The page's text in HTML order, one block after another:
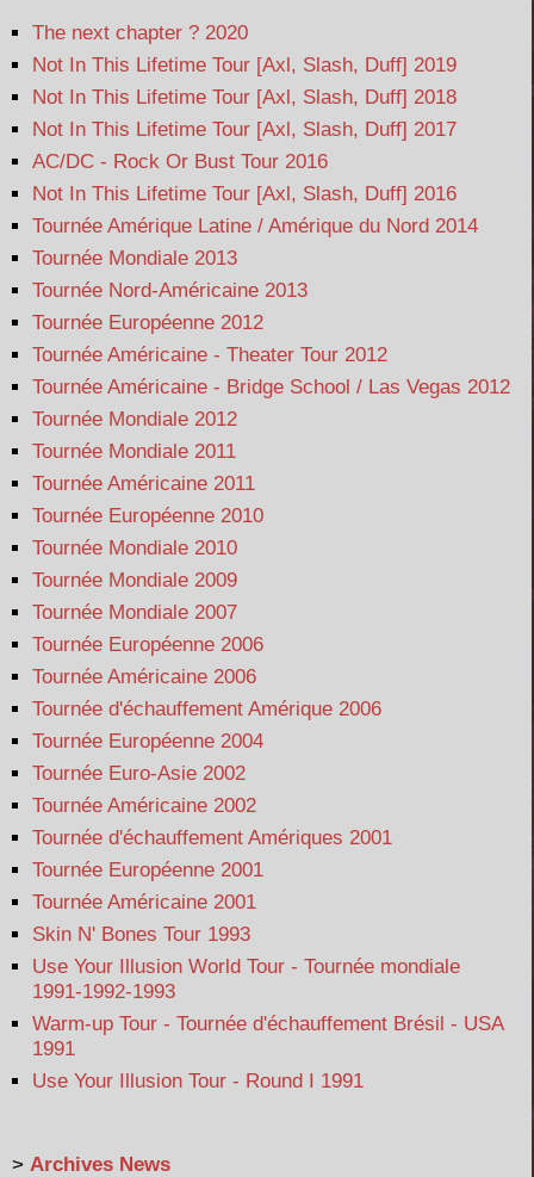
The next chapter ? 2020
Not In This Lifetime Tour [Axl, Slash, Duff] 2019
Not In This Lifetime Tour [Axl, Slash, Duff] 2018
Not In This Lifetime Tour [Axl, Slash, Duff] 2017
AC/DC - Rock Or Bust Tour 2016
Not In This Lifetime Tour [Axl, Slash, Duff] 2016
Tournée Amérique Latine / Amérique du Nord 2014
Tournée Mondiale 2013
Tournée Nord-Américaine 2013
Tournée Européenne 2012
Tournée Américaine - Theater Tour 2012
Tournée Américaine - Bridge School / Las Vegas 2012
Tournée Mondiale 2012
Tournée Mondiale 2011
Tournée Américaine 2011
Tournée Européenne 2010
Tournée Mondiale 2010
Tournée Mondiale 2009
Tournée Mondiale 2007
Tournée Européenne 2006
Tournée Américaine 2006
Tournée d'échauffement Amérique 2006
Tournée Européenne 2004
Tournée Euro-Asie 2002
Tournée Américaine 2002
Tournée d'échauffement Amériques 2001
Tournée Européenne 2001
Tournée Américaine 2001
Skin N' Bones Tour 1993
Use Your Illusion World Tour - Tournée mondiale
1991-1992-1993
Warm-up Tour - Tournée d'échauffement Brésil - USA
1991
Use Your Illusion Tour - Round I 1991
> Archives News